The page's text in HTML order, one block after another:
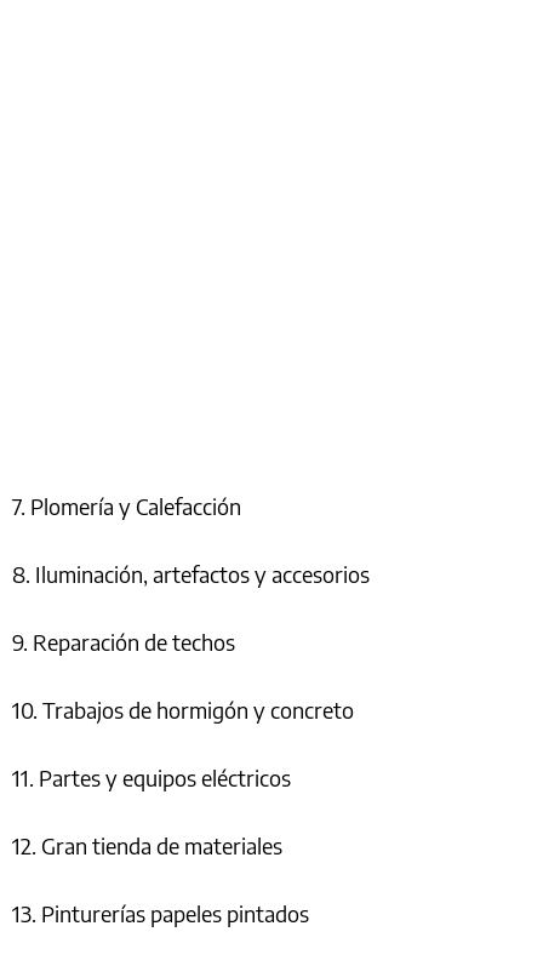
7. Plomería y Calefacción
8. Iluminación, artefactos y accesorios
9. Reparación de techos
10. Trabajos de hormigón y concreto
11. Partes y equipos eléctricos
12. Gran tienda de materiales
13. Pinturerías papeles pintados